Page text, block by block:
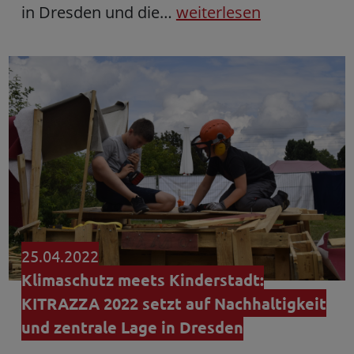
in Dresden und die… weiterlesen
25.04.2022
Klimaschutz meets Kinderstadt:
KITRAZZA 2022 setzt auf Nachhaltigkeit
und zentrale Lage in Dresden